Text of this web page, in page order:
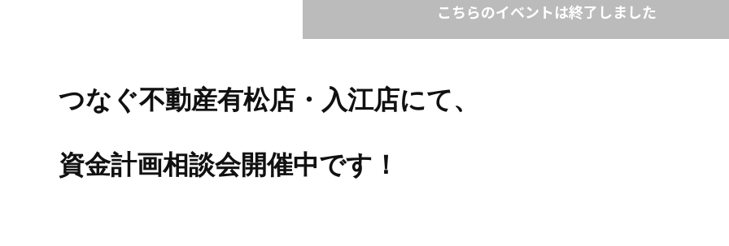
こちらのイベントは終了しました
つなぐ不動産有松店・入江店にて、
資金計画相談会開催中です！